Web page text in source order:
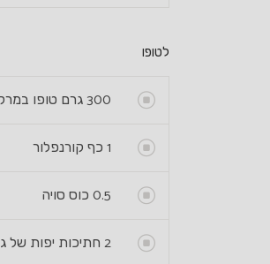
לטופו
300 גרם טופו
1 כף קורנפלור
0.5 כוס סויה
2 חתיכות יפות של